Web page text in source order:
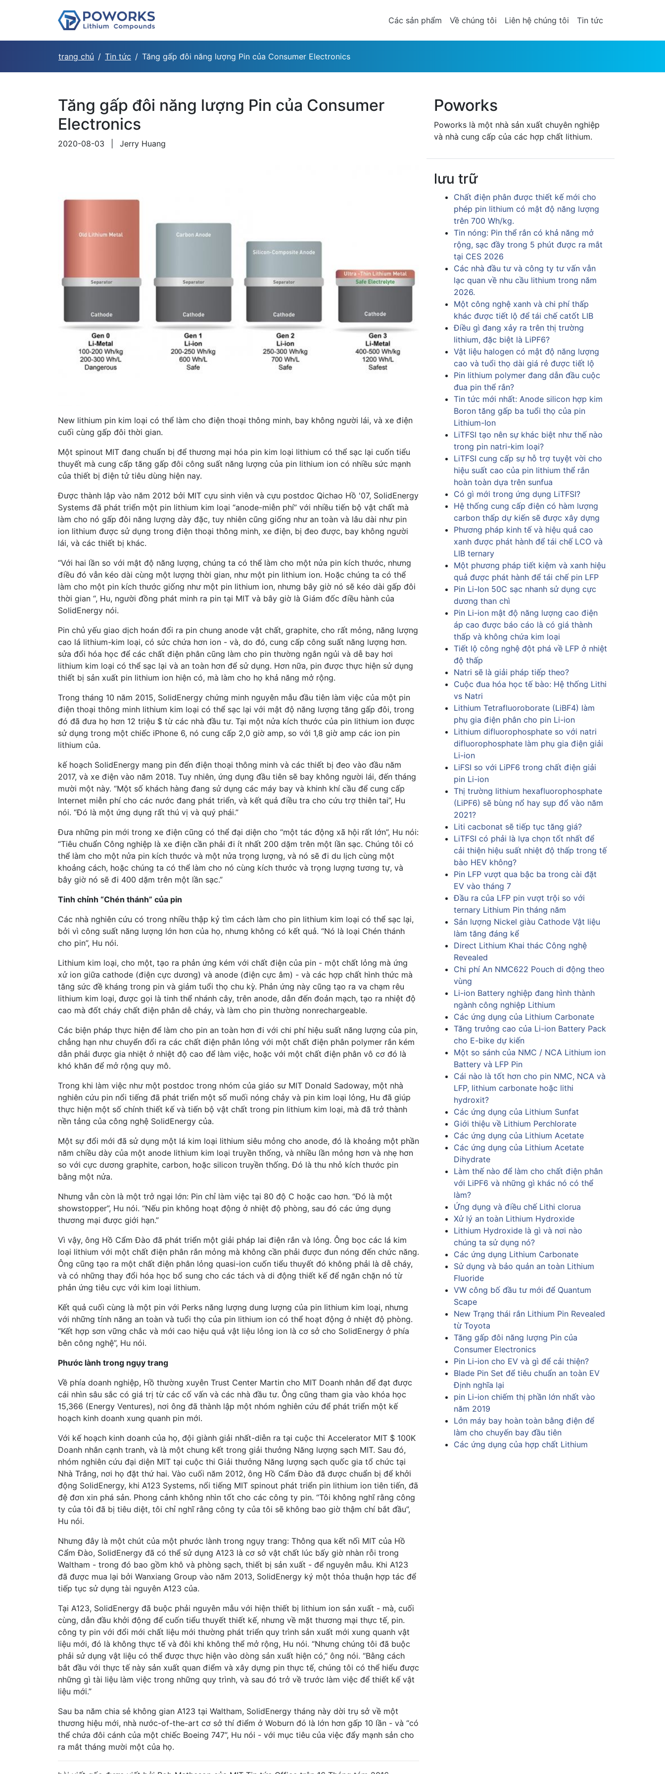
Các sản phẩm Về chúng tôi Liên hệ chúng tôi Tin tức
trang chủ Tin tức Tăng gấp đôi năng lượng Pin của Consumer Electronics
Tăng gấp đôi năng lượng Pin của Consumer
Electronics
2020-08-03 Jerry Huang
New lithium pin kim loại có thể làm cho điện thoại thông minh, bay không người lái, và xe điện
cuối cùng gấp đôi thời gian.
Một spinout MIT đang chuẩn bị để thương mại hóa pin kim loại lithium có thể sạc lại cuốn tiểu
thuyết mà cung cấp tăng gấp đôi công suất năng lượng của pin lithium ion có nhiều sức mạnh
của thiết bị điện tử tiêu dùng hiện nay.
Được thành lập vào năm 2012 bởi MIT cựu sinh viên và cựu postdoc Qichao Hồ '07, SolidEnergy
Systems đã phát triển một pin lithium kim loại “anode-miễn phí” với nhiều tiến bộ vật chất mà
làm cho nó gấp đôi năng lượng dày đặc, tuy nhiên cũng giống như an toàn và lâu dài như pin
ion lithium được sử dụng trong điện thoại thông minh, xe điện, bị đeo được, bay không người
lái, và các thiết bị khác.
“Với hai lần so với mật độ năng lượng, chúng ta có thể làm cho một nửa pin kích thước, nhưng
điều đó vẫn kéo dài cùng một lượng thời gian, như một pin lithium ion. Hoặc chúng ta có thể
làm cho một pin kích thước giống như một pin lithium ion, nhưng bây giờ nó sẽ kéo dài gấp đôi
thời gian “, Hu, người đồng phát minh ra pin tại MIT và bây giờ là Giám đốc điều hành của
SolidEnergy nói.
Pin chủ yếu giao dịch hoán đổi ra pin chung anode vật chất, graphite, cho rất mỏng, năng lượng
cao lá lithium-kim loại, có sức chứa hơn ion - và, do đó, cung cấp công suất năng lượng hơn.
sửa đổi hóa học để các chất điện phân cũng làm cho pin thường ngắn ngủi và dễ bay hơi
lithium kim loại có thể sạc lại và an toàn hơn để sử dụng. Hơn nữa, pin được thực hiện sử dụng
thiết bị sản xuất pin lithium ion hiện có, mà làm cho họ khả năng mở rộng.
Trong tháng 10 năm 2015, SolidEnergy chứng minh nguyên mẫu đầu tiên làm việc của một pin
điện thoại thông minh lithium kim loại có thể sạc lại với mật độ năng lượng tăng gấp đôi, trong
đó đã đưa họ hơn 12 triệu $ từ các nhà đầu tư. Tại một nửa kích thước của pin lithium ion được
sử dụng trong một chiếc iPhone 6, nó cung cấp 2,0 giờ amp, so với 1,8 giờ amp các ion pin
lithium của.
kế hoạch SolidEnergy mang pin đến điện thoại thông minh và các thiết bị đeo vào đầu năm
2017, và xe điện vào năm 2018. Tuy nhiên, ứng dụng đầu tiên sẽ bay không người lái, đến tháng
mười một này. “Một số khách hàng đang sử dụng các máy bay và khinh khí cầu để cung cấp
Internet miễn phí cho các nước đang phát triển, và kết quả điều tra cho cứu trợ thiên tai”, Hu
nói. “Đó là một ứng dụng rất thú vị và quý phái.”
Đưa những pin mới trong xe điện cũng có thể đại diện cho “một tác động xã hội rất lớn”, Hu nói:
“Tiêu chuẩn Công nghiệp là xe điện cần phải đi ít nhất 200 dặm trên một lần sạc. Chúng tôi có
thể làm cho một nửa pin kích thước và một nửa trọng lượng, và nó sẽ đi du lịch cùng một
khoảng cách, hoặc chúng ta có thể làm cho nó cùng kích thước và trọng lượng tương tự, và
bây giờ nó sẽ đi 400 dặm trên một lần sạc.”
Tinh chỉnh “Chén thánh” của pin
Các nhà nghiên cứu có trong nhiều thập kỷ tìm cách làm cho pin lithium kim loại có thể sạc lại,
bởi vì công suất năng lượng lớn hơn của họ, nhưng không có kết quả. “Nó là loại Chén thánh
cho pin”, Hu nói.
Lithium kim loại, cho một, tạo ra phản ứng kém với chất điện của pin - một chất lỏng mà ứng
xử ion giữa cathode (điện cực dương) và anode (điện cực âm) - và các hợp chất hình thức mà
tăng sức đề kháng trong pin và giảm tuổi thọ chu kỳ. Phản ứng này cũng tạo ra va chạm rêu
lithium kim loại, được gọi là tinh thể nhánh cây, trên anode, dẫn đến đoản mạch, tạo ra nhiệt độ
cao mà đốt cháy chất điện phân dễ cháy, và làm cho pin thường nonrechargeable.
Các biện pháp thực hiện để làm cho pin an toàn hơn đi với chi phí hiệu suất năng lượng của pin,
chẳng hạn như chuyển đổi ra các chất điện phân lỏng với một chất điện phân polymer rắn kém
dẫn phải được gia nhiệt ở nhiệt độ cao để làm việc, hoặc với một chất điện phân vô cơ đó là
khó khăn để mở rộng quy mô.
Trong khi làm việc như một postdoc trong nhóm của giáo sư MIT Donald Sadoway, một nhà
nghiên cứu pin nổi tiếng đã phát triển một số muối nóng chảy và pin kim loại lỏng, Hu đã giúp
thực hiện một số chính thiết kế và tiến bộ vật chất trong pin lithium kim loại, mà đã trở thành
nền tảng của công nghệ SolidEnergy của.
Một sự đổi mới đã sử dụng một lá kim loại lithium siêu mỏng cho anode, đó là khoảng một phần
năm chiều dày của một anode lithium kim loại truyền thống, và nhiều lần mỏng hơn và nhẹ hơn
so với cực dương graphite, carbon, hoặc silicon truyền thống. Đó là thu nhỏ kích thước pin
bằng một nửa.
Nhưng vẫn còn là một trở ngại lớn: Pin chỉ làm việc tại 80 độ C hoặc cao hơn. “Đó là một
showstopper”, Hu nói. “Nếu pin không hoạt động ở nhiệt độ phòng, sau đó các ứng dụng
thương mại được giới hạn.”
Vì vậy, ông Hồ Cẩm Đào đã phát triển một giải pháp lai điện rắn và lỏng. Ông bọc các lá kim
loại lithium với một chất điện phân rắn mỏng mà không cần phải được đun nóng đến chức năng.
Ông cũng tạo ra một chất điện phân lỏng quasi-ion cuốn tiểu thuyết đó không phải là dễ cháy,
và có những thay đổi hóa học bổ sung cho các tách và di động thiết kế để ngăn chặn nó từ
phản ứng tiêu cực với kim loại lithium.
Kết quả cuối cùng là một pin với Perks năng lượng dung lượng của pin lithium kim loại, nhưng
với những tính năng an toàn và tuổi thọ của pin lithium ion có thể hoạt động ở nhiệt độ phòng.
“Kết hợp sơn vững chắc và mới cao hiệu quả vật liệu lỏng ion là cơ sở cho SolidEnergy ở phía
bên công nghệ”, Hu nói.
Phước lành trong ngụy trang
Về phía doanh nghiệp, Hồ thường xuyên Trust Center Martin cho MIT Doanh nhân để đạt được
cái nhìn sâu sắc có giá trị từ các cố vấn và các nhà đầu tư. Ông cũng tham gia vào khóa học
15,366 (Energy Ventures), nơi ông đã thành lập một nhóm nghiên cứu để phát triển một kế
hoạch kinh doanh xung quanh pin mới.
Với kế hoạch kinh doanh của họ, đội giành giải nhất-diễn ra tại cuộc thi Accelerator MIT $ 100K
Doanh nhân cạnh tranh, và là một chung kết trong giải thưởng Năng lượng sạch MIT. Sau đó,
nhóm nghiên cứu đại diện MIT tại cuộc thi Giải thưởng Năng lượng sạch quốc gia tổ chức tại
Nhà Trắng, nơi họ đặt thứ hai. Vào cuối năm 2012, ông Hồ Cẩm Đào đã được chuẩn bị để khởi
động SolidEnergy, khi A123 Systems, nổi tiếng MIT spinout phát triển pin lithium ion tiên tiến, đã
đệ đơn xin phá sản. Phong cảnh không nhìn tốt cho các công ty pin. “Tôi không nghĩ rằng công
ty của tôi đã bị tiêu diệt, tôi chỉ nghĩ rằng công ty của tôi sẽ không bao giờ thậm chí bắt đầu”,
Hu nói.
Nhưng đây là một chút của một phước lành trong ngụy trang: Thông qua kết nối MIT của Hồ
Cẩm Đào, SolidEnergy đã có thể sử dụng A123 là cơ sở vật chất lúc bấy giờ nhàn rỗi trong
Waltham - trong đó bao gồm khô và phòng sạch, thiết bị sản xuất - để nguyên mẫu. Khi A123
đã được mua lại bởi Wanxiang Group vào năm 2013, SolidEnergy ký một thỏa thuận hợp tác để
tiếp tục sử dụng tài nguyên A123 của.
Tại A123, SolidEnergy đã buộc phải nguyên mẫu với hiện thiết bị lithium ion sản xuất - mà, cuối
cùng, dẫn đầu khởi động để cuốn tiểu thuyết thiết kế, nhưng về mặt thương mại thực tế, pin.
công ty pin với đổi mới chất liệu mới thường phát triển quy trình sản xuất mới xung quanh vật
liệu mới, đó là không thực tế và đôi khi không thể mở rộng, Hu nói. “Nhưng chúng tôi đã buộc
phải sử dụng vật liệu có thể được thực hiện vào dòng sản xuất hiện có,” ông nói. “Bằng cách
bắt đầu với thực tế này sản xuất quan điểm và xây dựng pin thực tế, chúng tôi có thể hiểu được
những gì tài liệu làm việc trong những quy trình, và sau đó trở về trước làm việc để thiết kế vật
liệu mới.”
Sau ba năm chia sẻ không gian A123 tại Waltham, SolidEnergy tháng này dời trụ sở về một
thương hiệu mới, nhà nước-of-the-art cơ sở thí điểm ở Woburn đó là lớn hơn gấp 10 lần - và “có
thể chứa đôi cánh của một chiếc Boeing 747”, Hu nói - với mục tiêu của việc đẩy mạnh sản cho
ra mắt tháng mười một của họ.
Poworks
Poworks là một nhà sản xuất chuyên nghiệp
và nhà cung cấp của các hợp chất lithium.
lưu trữ
Chất điện phân được thiết kế mới cho
phép pin lithium có mật độ năng lượng
trên 700 Wh/kg.
Tin nóng: Pin thể rắn có khả năng mở
rộng, sạc đầy trong 5 phút được ra mắt
tại CES 2026
Các nhà đầu tư và công ty tư vấn vẫn
lạc quan về nhu cầu lithium trong năm
2026.
Một công nghệ xanh và chi phí thấp
khác được tiết lộ để tái chế catốt LIB
Điều gì đang xảy ra trên thị trường
lithium, đặc biệt là LiPF6?
Vật liệu halogen có mật độ năng lượng
cao và tuổi thọ dài giá rẻ được tiết lộ
Pin lithium polymer đang dẫn đầu cuộc
đua pin thể rắn?
Tin tức mới nhất: Anode silicon hợp kim
Boron tăng gấp ba tuổi thọ của pin
Lithium-Ion
LiTFSI tạo nên sự khác biệt như thế nào
trong pin natri-kim loại?
LiTFSI cung cấp sự hỗ trợ tuyệt vời cho
hiệu suất cao của pin lithium thể rắn
hoàn toàn dựa trên sunfua
Có gì mới trong ứng dụng LiTFSI?
Hệ thống cung cấp điện có hàm lượng
carbon thấp dự kiến sẽ được xây dựng
Phương pháp kinh tế và hiệu quả cao
xanh được phát hành để tái chế LCO và
LIB ternary
Một phương pháp tiết kiệm và xanh hiệu
quả được phát hành để tái chế pin LFP
Pin Li-Ion 50C sạc nhanh sử dụng cực
dương than chì
Pin Li-ion mật độ năng lượng cao điện
áp cao được báo cáo là có giá thành
thấp và không chứa kim loại
Tiết lộ công nghệ đột phá về LFP ở nhiệt
độ thấp
Natri sẽ là giải pháp tiếp theo?
Cuộc đua hóa học tế bào: Hệ thống Lithi
vs Natri
Lithium Tetrafluoroborate (LiBF4) làm
phụ gia điện phân cho pin Li-ion
Lithium difluorophosphate so với natri
difluorophosphate làm phụ gia điện giải
Li-ion
LiFSI so với LiPF6 trong chất điện giải
pin Li-ion
Thị trường lithium hexafluorophosphate
(LiPF6) sẽ bùng nổ hay sụp đổ vào năm
2021?
Liti cacbonat sẽ tiếp tục tăng giá?
LiTFSI có phải là lựa chọn tốt nhất để
cải thiện hiệu suất nhiệt độ thấp trong tế
bào HEV không?
Pin LFP vượt qua bậc ba trong cài đặt
EV vào tháng 7
Đầu ra của LFP pin vượt trội so với
ternary Lithium Pin tháng năm
Sản lượng Nickel giàu Cathode Vật liệu
làm tăng đáng kể
Direct Lithium Khai thác Công nghệ
Revealed
Chi phí An NMC622 Pouch di động theo
vùng
Li-ion Battery nghiệp đang hình thành
ngành công nghiệp Lithium
Các ứng dụng của Lithium Carbonate
Tăng trưởng cao của Li-ion Battery Pack
cho E-bike dự kiến
Một so sánh của NMC / NCA Lithium ion
Battery và LFP Pin
Cái nào là tốt hơn cho pin NMC, NCA và
LFP, lithium carbonate hoặc lithi
hydroxit?
Các ứng dụng của Lithium Sunfat
Giới thiệu về Lithium Perchlorate
Các ứng dụng của Lithium Acetate
Các ứng dụng của Lithium Acetate
Dihydrate
Làm thế nào để làm cho chất điện phân
với LiPF6 và những gì khác nó có thể
làm?
Ứng dụng và điều chế Lithi clorua
Xử lý an toàn Lithium Hydroxide
Lithium Hydroxide là gì và nơi nào
chúng ta sử dụng nó?
Các ứng dụng Lithium Carbonate
Sử dụng và bảo quản an toàn Lithium
Fluoride
VW công bố đầu tư mới để Quantum
Scape
New Trạng thái rắn Lithium Pin Revealed
từ Toyota
Tăng gấp đôi năng lượng Pin của
Consumer Electronics
Pin Li-ion cho EV và gì để cải thiện?
Blade Pin Set để tiêu chuẩn an toàn EV
Định nghĩa lại
pin Li-ion chiếm thị phần lớn nhất vào
năm 2019
Lớn máy bay hoàn toàn bằng điện để
làm cho chuyến bay đầu tiên
Các ứng dụng của hợp chất Lithium